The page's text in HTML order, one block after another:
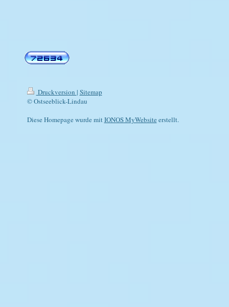
Druckversion | Sitemap
© Ostseeblick-Lindau
Diese Homepage wurde mitIONOS MyWebsite erstellt.